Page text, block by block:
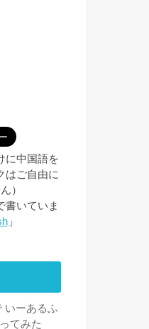
に中国語を
はご自由に
）
書いていま
」
いーあるふ
てみた